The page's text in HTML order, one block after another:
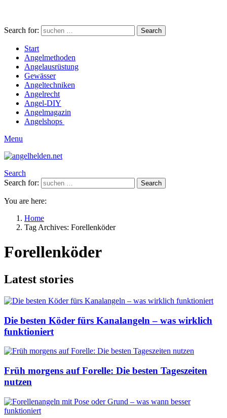
Search for: Search
Start
Angelmethoden
Angelausrüstung
Gewässer
Angeltechniken
Angelrecht
Angel-DIY
Angelmagazin
Angelshops
Menu
Search
Search for:
Search
You are here:
Home
Tag Archives: Forellenköder
Forellenköder
Latest stories
Die besten Köder fürs Kanalangeln – was wirklich
funktioniert
Früh morgens auf Forelle: Die besten Tageszeiten
nutzen